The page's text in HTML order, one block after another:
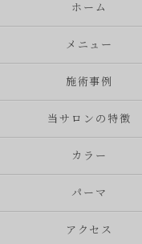
ホーム
メニュー
施術事例
当サロンの特徴
カラー
パーマ
アクセス